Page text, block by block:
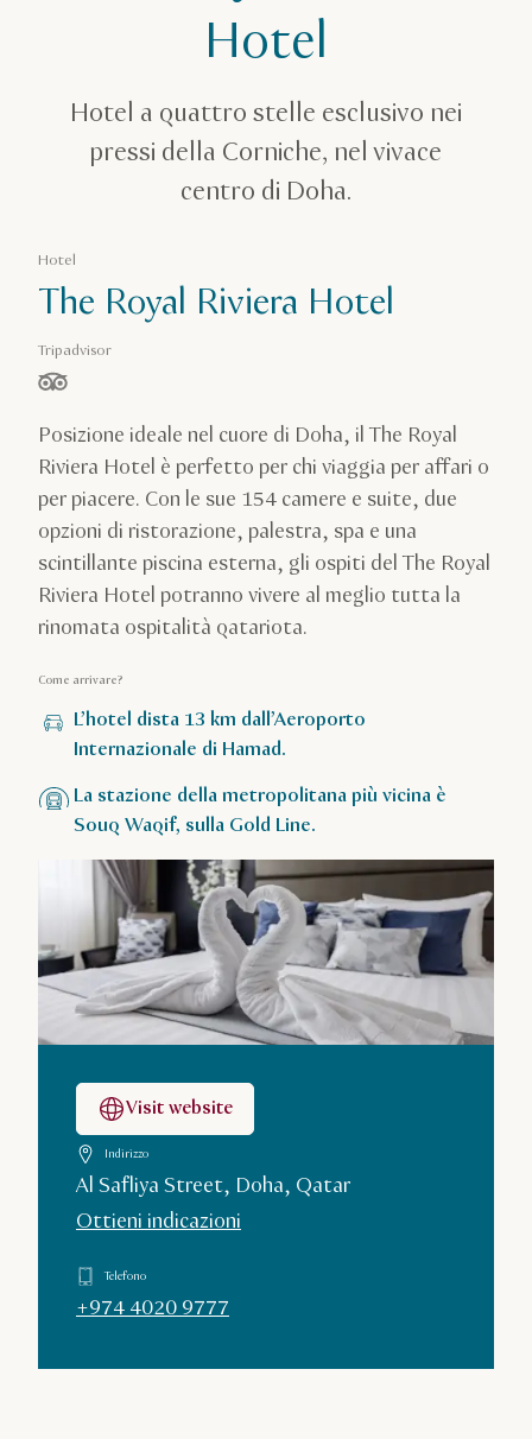
Hotel
Hotel a quattro stelle esclusivo nei
pressi della Corniche, nel vivace
centro di Doha.
Hotel
The Royal Riviera Hotel
Tripadvisor
stelle su 5 in base a
Posizione ideale nel cuore di Doha, il The Royal
Riviera Hotel è perfetto per chi viaggia per affari o
per piacere. Con le sue 154 camere e suite, due
opzioni di ristorazione, palestra, spa e una
scintillante piscina esterna, gli ospiti del The Royal
Riviera Hotel potranno vivere al meglio tutta la
rinomata ospitalità qatariota.
Come arrivare?
L’hotel dista 13 km dall’Aeroporto
Internazionale di Hamad.
La stazione della metropolitana più vicina è
Souq Waqif, sulla Gold Line.
Visit website
Indirizzo
Al Safliya Street, Doha, Qatar
Ottieni indicazioni
Telefono
+974 4020 9777